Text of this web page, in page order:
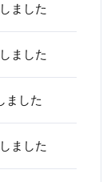
ました
ました
ました
ました